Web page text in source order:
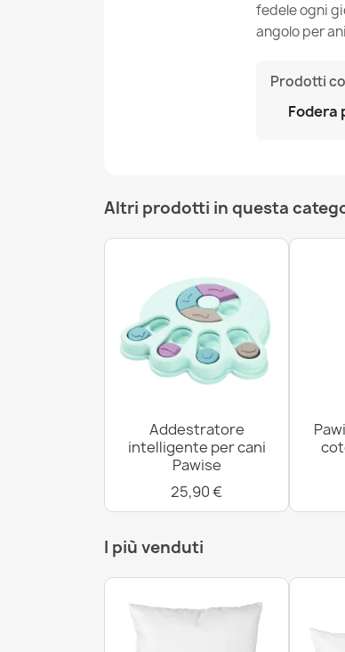
fedele ogni
angolo per
Prodotti
Fodera
Altri prodotti in questa
Addestratore
intelligente per cani
Pawise
25,90 €
I più venduti